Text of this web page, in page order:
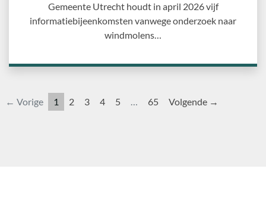
Gemeente Utrecht houdt in april 2026 vijf
informatiebijeenkomsten vanwege onderzoek naar
windmolens…
← Vorige 1 2 3 4 5 … 65 Volgende →